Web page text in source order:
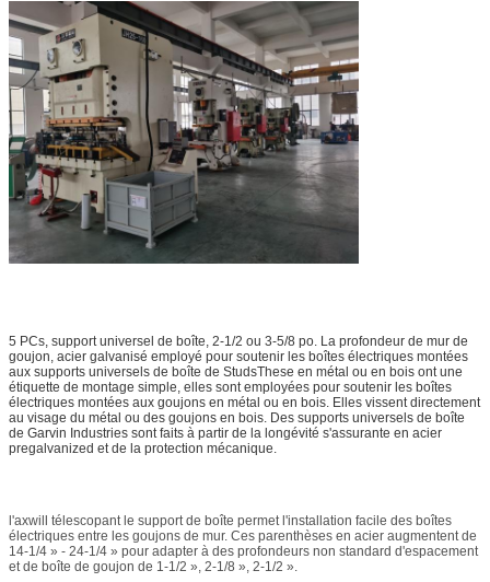
5 PCs, support universel de boîte, 2-1/2 ou 3-5/8 po. La profondeur de mur de
goujon, acier galvanisé employé pour soutenir les boîtes électriques montées
aux supports universels de boîte de StudsThese en métal ou en bois ont une
étiquette de montage simple, elles sont employées pour soutenir les boîtes
électriques montées aux goujons en métal ou en bois. Elles vissent directement
au visage du métal ou des goujons en bois. Des supports universels de boîte
de Garvin Industries sont faits à partir de la longévité s'assurante en acier
pregalvanized et de la protection mécanique.
l'axwill télescopant le support de boîte permet l'installation facile des boîtes
électriques entre les goujons de mur. Ces parenthèses en acier augmentent de
14-1/4 » - 24-1/4 » pour adapter à des profondeurs non standard d'espacement
et de boîte de goujon de 1-1/2 », 2-1/8 », 2-1/2 ».